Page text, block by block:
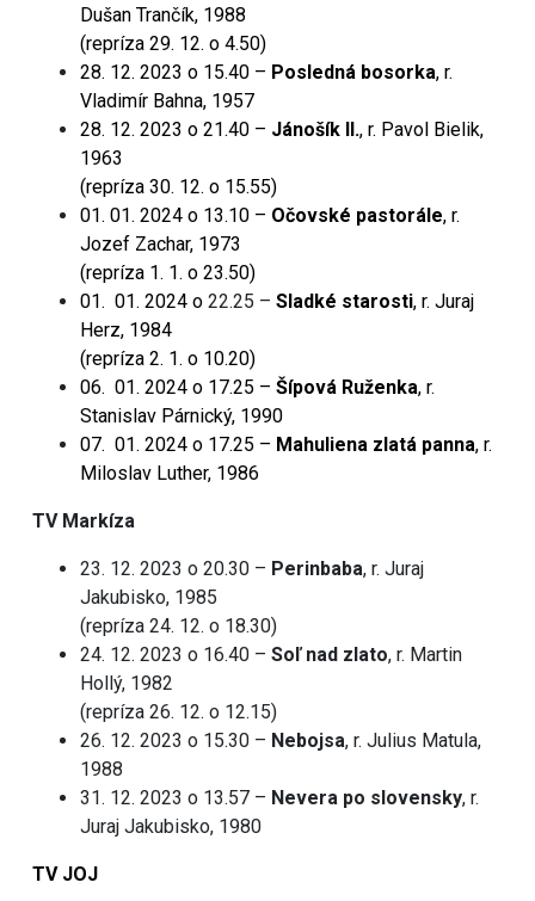
Dušan Trančík, 1988
(repríza 29. 12. o 4.50)
28. 12. 2023 o 15.40 – Posledná bosorka, r.
Vladimír Bahna, 1957
28. 12. 2023 o 21.40 – Jánošík II., r. Pavol Bielik,
1963
(repríza 30. 12. o 15.55)
01. 01. 2024 o 13.10 – Očovské pastorále, r.
Jozef Zachar, 1973
(repríza 1. 1. o 23.50)
01. 01. 2024 o 22.25 – Sladké starosti, r. Juraj
Herz, 1984
(repríza 2. 1. o 10.20)
06. 01. 2024 o 17.25 – Šípová Ruženka, r.
Stanislav Párnický, 1990
07. 01. 2024 o 17.25 – Mahuliena zlatá panna, r.
Miloslav Luther, 1986
TV Markíza
23. 12. 2023 o 20.30 – Perinbaba, r. Juraj
Jakubisko, 1985
(repríza 24. 12. o 18.30)
24. 12. 2023 o 16.40 – Soľ nad zlato, r. Martin
Hollý, 1982
(repríza 26. 12. o 12.15)
26. 12. 2023 o 15.30 – Nebojsa, r. Julius Matula,
1988
31. 12. 2023 o 13.57 – Nevera po slovensky, r.
Juraj Jakubisko, 1980
TV JOJ